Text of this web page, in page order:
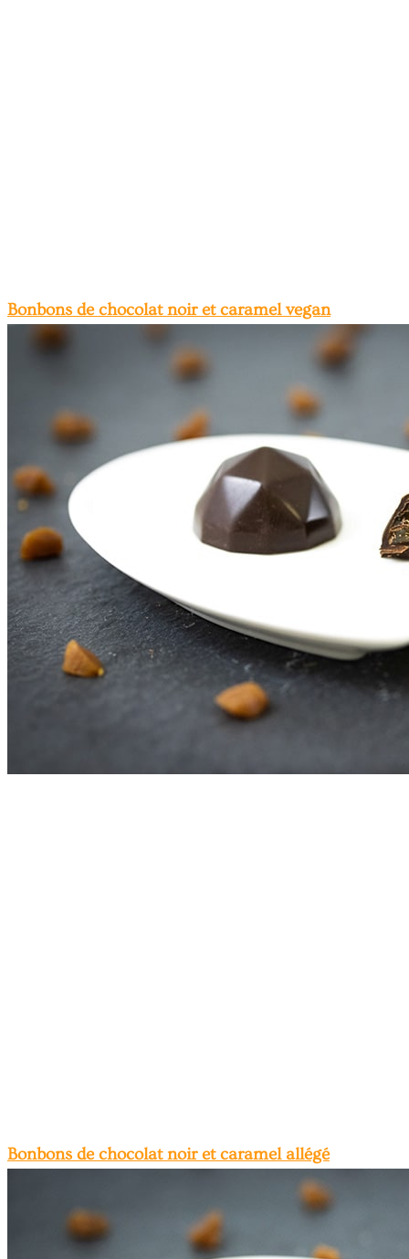
Bonbons de chocolat noir et caramel vegan
Bonbons de chocolat noir et caramel allégé